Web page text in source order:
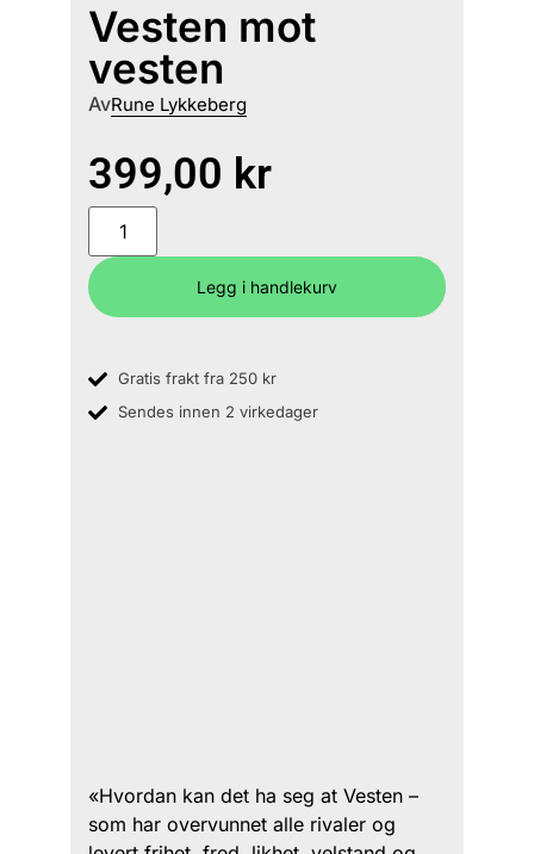
Vesten mot
vesten
AvRune Lykkeberg
399,00 kr
Legg i handlekurv
Gratis frakt fra 250 kr
Sendes innen 2 virkedager
«Hvordan kan det ha seg at Vesten –
som har overvunnet alle rivaler og